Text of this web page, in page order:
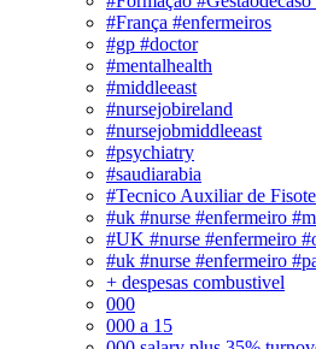
#França #enfermeiros
#gp #doctor
#mentalhealth
#middleeast
#nursejobireland
#nursejobmiddleeast
#psychiatry
#saudiarabia
#Tecnico Auxiliar de
#uk #nurse #enfermeiro
#UK #nurse #enfermeiro
#uk #nurse #enfermeiro
+ despesas combustivel
000
000 a 15